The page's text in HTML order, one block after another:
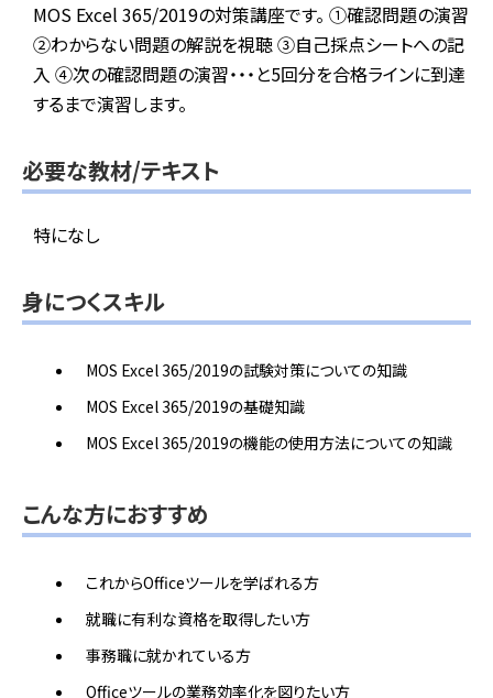
MOS Excel 365/2019の対策講座です。 ①確認問題の演習
②わからない問題の解説を視聴③自己採点シートへの記
入 ④次の確認問題の演習・・・と5回分を合格ラインに到達
するまで演習します。
必要な教材/テキスト
特になし
身につくスキル
MOS Excel 365/2019の試験対策についての知識
MOS Excel 365/2019の基礎知識
MOS Excel 365/2019の機能の使用方法についての知識
こんな方におすすめ
これからOfficeツールを学ばれる方
就職に有利な資格を取得したい方
事務職に就かれている方
Officeツールの業務効率化を図りたい方